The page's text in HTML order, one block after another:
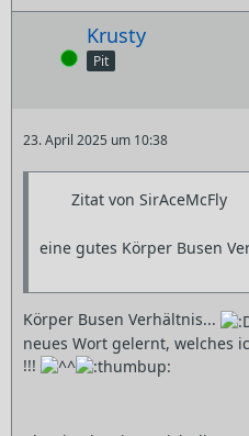
Online
Krusty
Pit
23. April 2025 um 10:38
Zitat von SirAceMcFly
eine gutes Körper Busen
Körper Busen Verhältnis...
neues Wort gelernt, welches
!!!